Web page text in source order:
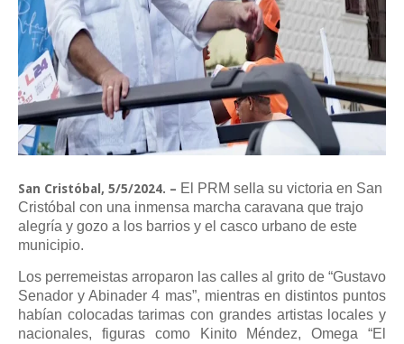
San Cristóbal, 5/5/2024. – El PRM sella su victoria en San
Cristóbal con una inmensa marcha caravana que trajo
alegría y gozo a los barrios y el casco urbano de este
municipio.
Los perremeistas arroparon las calles al grito de “Gustavo
Senador y Abinader 4 mas”, mientras en distintos puntos
habían colocadas tarimas con grandes artistas locales y
nacionales, figuras como Kinito Méndez, Omega “El